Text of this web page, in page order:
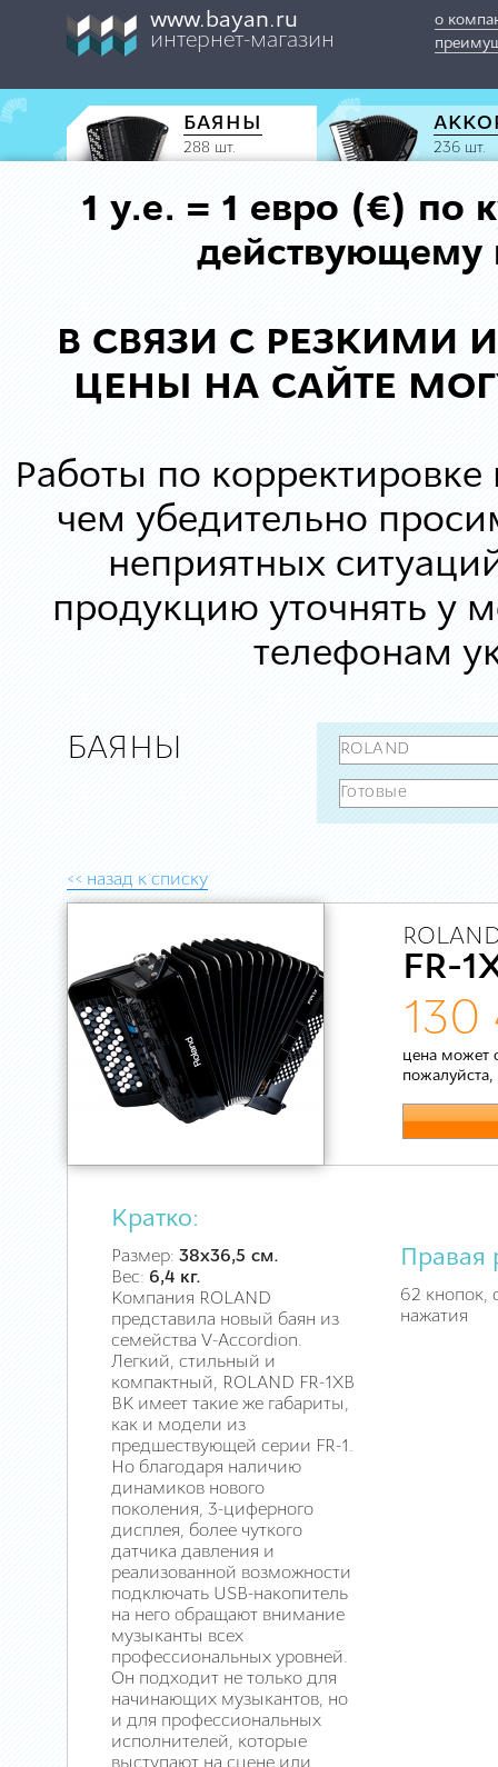
www.bayan.ru
интернет-магазин
о
БАЯНЫ
288 шт. 236 шт.
1 у.е. = 1 евро (€) по
действующему
В СВЯЗИ С РЕЗКИМИ
ЦЕНЫ НА САЙТЕ
Работы по корректировке
чем убедительно
неприятных
продукцию уточнять у
телефонам
БАЯНЫ
<< назад к списку
FR-
130
цена может
пожалуйста,
Кратко:
Размер: 38х36,5 см.
Вес: 6,4 кг.
Компания ROLAND
представила новый баян из
семейства V-Accordion.
Легкий, стильный и
компактный, ROLAND FR-1XB
BK имеет такие же габариты,
как и модели из
предшествующей серии FR-1.
Но благодаря наличию
динамиков нового
поколения, 3-циферного
дисплея, более чуткого
датчика давления и
реализованной возможности
подключать USB-накопитель
на него обращают внимание
музыканты всех
профессиональных уровней.
Он подходит не только для
начинающих музыкантов, но
и для профессиональных
исполнителей, которые
Правая
62 кнопок,
нажатия